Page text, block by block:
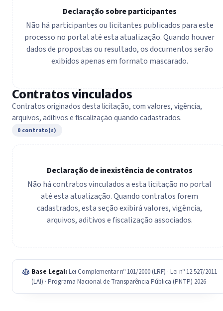
Declaração sobre participantes
Não há participantes ou licitantes publicados para este
processo no portal até esta atualização. Quando houver
dados de propostas ou resultado, os documentos serão
exibidos apenas em formato mascarado.
Contratos vinculados
Contratos originados desta licitação, com valores, vigência,
arquivos, aditivos e fiscalização quando cadastrados.
0 contrato(s)
Declaração de inexistência de contratos
Não há contratos vinculados a esta licitação no portal
até esta atualização. Quando contratos forem
cadastrados, esta seção exibirá valores, vigência,
arquivos, aditivos e fiscalização associados.
Base Legal: Lei Complementar nº 101/2000 (LRF) · Lei nº 12.527/2011
(LAI) · Programa Nacional de Transparência Pública (PNTP) 2026